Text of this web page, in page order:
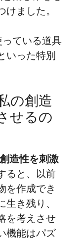
ました。
ている道具
いった特別
の創造
せるの
造性を刺激
ると、以前
を作成でき
き残り、
を考えさせ
機能はパズ